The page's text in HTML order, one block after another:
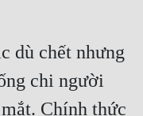
dù chết nhưng
chi người
Chính thức